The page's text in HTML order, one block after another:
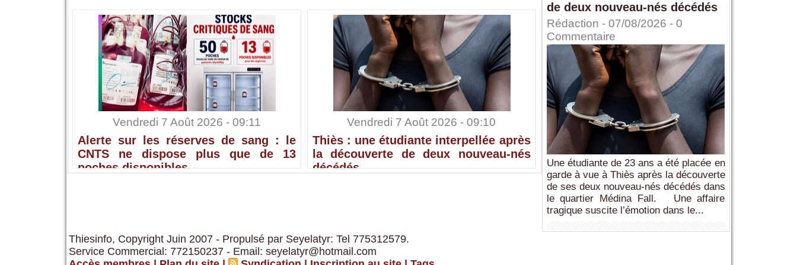
Vendredi 7 Août 2026 - 09:11
Alerte sur les réserves de sang : le
CNTS ne dispose plus que de 13
poches disponibles
Vendredi 7 Août 2026 - 09:10
Thiès : une étudiante interpellée après
la découverte de deux nouveau-nés
décédés
de deux nouveau-nés décédés
Rédaction - 07/08/2026 - 0
Commentaire
Une étudiante de 23 ans a été placée en
garde à vue à Thiès après la découverte
de ses deux nouveau-nés décédés dans
le quartier Médina Fall. Une affaire
tragique suscite l’émotion dans le...
Thiesinfo, Copyright Juin 2007 - Propulsé par Seyelatyr: Tel 775312579.
Service Commercial: 772150237 - Email: seyelatyr@hotmail.com